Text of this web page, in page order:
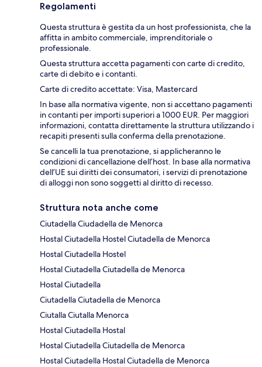
Regolamenti
Questa struttura è gestita da un host professionista, che la
affitta in ambito commerciale, imprenditoriale o
professionale.
Questa struttura accetta pagamenti con carte di credito,
carte di debito e i contanti.
Carte di credito accettate: Visa, Mastercard
In base alla normativa vigente, non si accettano pagamenti
in contanti per importi superiori a 1000 EUR. Per maggiori
informazioni, contatta direttamente la struttura utilizzando i
recapiti presenti sulla conferma della prenotazione.
Se cancelli la tua prenotazione, si applicheranno le
condizioni di cancellazione dell’host. In base alla normativa
dell’UE sui diritti dei consumatori, i servizi di prenotazione
di alloggi non sono soggetti al diritto di recesso.
Struttura nota anche come
Ciutadella Ciudadella de Menorca
Hostal Ciutadella Hostel Ciutadella de Menorca
Hostal Ciutadella Hostel
Hostal Ciutadella Ciutadella de Menorca
Hostal Ciutadella
Ciutadella Ciutadella de Menorca
Ciutalla Ciutalla Menorca
Hostal Ciutadella Hostal
Hostal Ciutadella Ciutadella de Menorca
Hostal Ciutadella Hostal Ciutadella de Menorca